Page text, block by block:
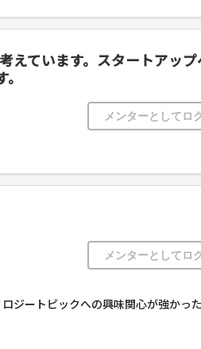
ています。スタートアッ
メンターとしてロ
メンターとしてロ
ジートピックへの興味関心が強かっ